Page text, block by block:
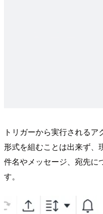
トリガーから実行される
形式を組むことは出来ず、
件名やメッセージ、宛先に
す。